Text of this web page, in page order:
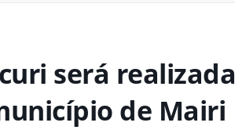
será realizada
de Mairi